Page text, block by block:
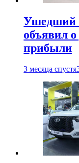
Ушедший
объявил
прибыли
3 месяца спустя